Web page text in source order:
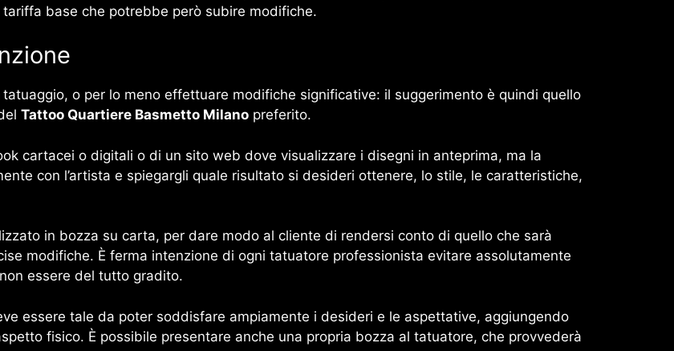
base che potrebbe però subire modifiche.
o per lo meno effettuare modifiche significative: il suggerimento è quindi quello
Tattoo Quartiere Basmetto Milano preferito.
cartacei o digitali o di un sito web dove visualizzare i disegni in anteprima, ma la
con l’artista e spiegargli quale risultato si desideri ottenere, lo stile, le caratteristiche,
in bozza su carta, per dare modo al cliente di rendersi conto di quello che sarà
modifiche. È ferma intenzione di ogni tatuatore professionista evitare assolutamente
essere del tutto gradito.
essere tale da poter soddisfare ampiamente i desideri e le aspettative, aggiungendo
fisico. È possibile presentare anche una propria bozza al tatuatore, che provvederà